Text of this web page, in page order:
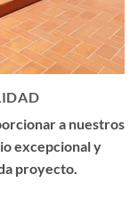
a nuestros
excepcional y
proyecto.